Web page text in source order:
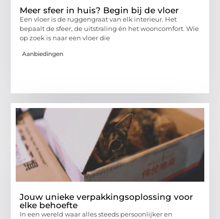
Meer sfeer in huis? Begin bij de vloer
Een vloer is de ruggengraat van elk interieur. Het
bepaalt de sfeer, de uitstraling én het wooncomfort. Wie
op zoek is naar een vloer die
Aanbiedingen
Jouw unieke verpakkingsoplossing voor
elke behoefte
In een wereld waar alles steeds persoonlijker en